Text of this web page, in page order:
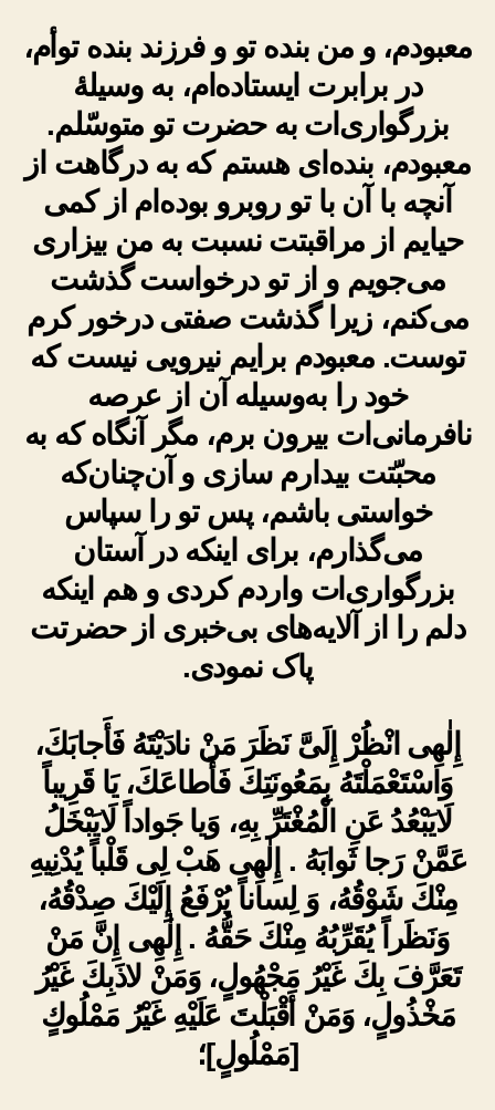
معبودم، و من بنده تو و فرزند بنده توأم،
در برابرت ایستاده‌ام، به وسیلۀ
بزرگواری‌ات به حضرت تو متوسّلم.
معبودم، بنده‌ای هستم که به درگاهت از
آنچه با آن با تو روبرو بوده‌ام از کمی
حیایم از مراقبتت نسبت به من بیزاری
می‌جویم و از تو درخواست گذشت
می‌کنم، زیرا گذشت صفتی درخور کرم
توست. معبودم برایم نیرویی نیست که
خود را به‌وسیله آن از عرصه
نافرمانی‌ات بیرون برم، مگر آنگاه که به
محبّتت بیدارم سازی و آن‌چنان‌که
خواستی باشم، پس تو را سپاس
می‌گذارم، برای اینکه در آستان
بزرگواری‌ات واردم کردی و هم اینکه
دلم را از آلایه‌های بی‌خبری از حضرتت
پاک نمودی.
إِلٰهِى انْظُرْ إِلَىَّ نَظَرَ مَنْ نادَيْتَهُ فَأَجابَكَ،
وَاسْتَعْمَلْتَهُ بِمَعُونَتِكَ فَأَطاعَكَ، يَا قَرِيباً
لَايَبْعُدُ عَنِ الْمُغْتَرِّ بِهِ، وَيا جَواداً لَايَبْخَلُ
عَمَّنْ رَجا ثَوابَهُ . إِلٰهِى هَبْ لِى قَلْباً يُدْنِيهِ
مِنْكَ شَوْقُهُ، وَ لِساناً يُرْفَعُ إِلَيْكَ صِدْقُهُ،
وَنَظَراً يُقَرِّبُهُ مِنْكَ حَقُّهُ . إِلٰهِى إِنَّ مَنْ
تَعَرَّفَ بِكَ غَيْرُ مَجْهُولٍ، وَمَنْ لاذَبِكَ غَيْرُ
مَخْذُولٍ، وَمَنْ أَقْبَلْتَ عَلَيْهِ غَيْرُ مَمْلُوكٍ
[مَمْلُولٍ]؛